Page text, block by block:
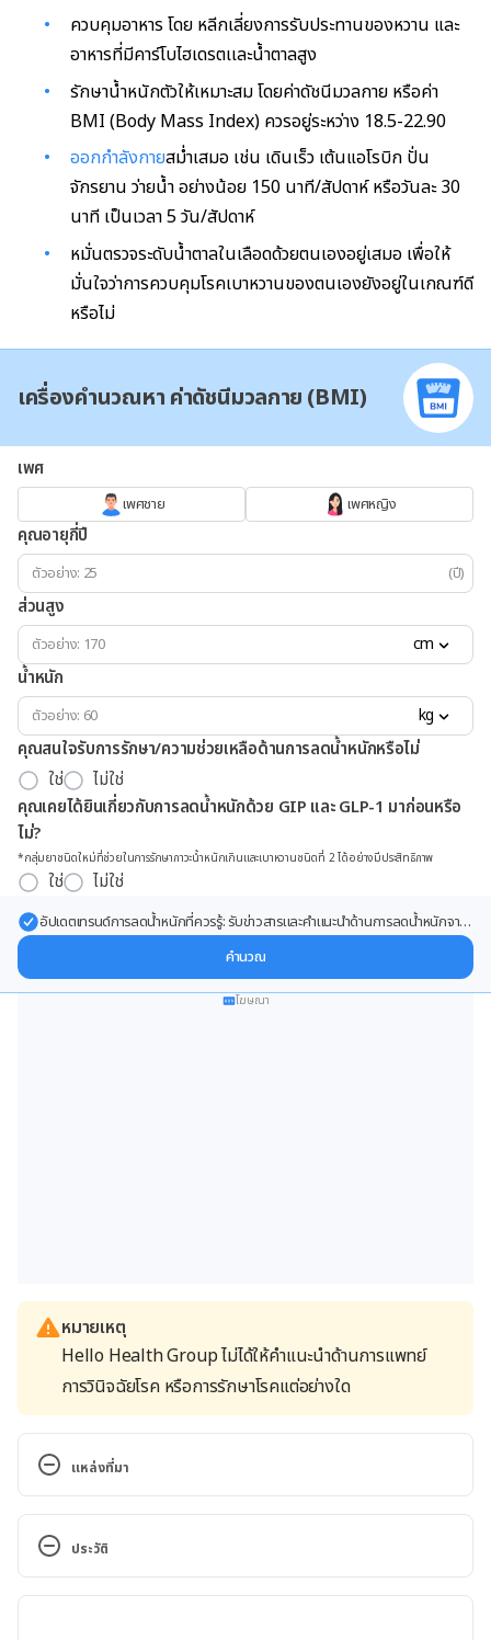
ควบคุมอาหาร โดย หลีกเลี่ยงการรับประทานของหวาน และ
อาหารที่มีคาร์โบไฮเดรตเเละน้ำตาลสูง
รักษาน้ำหนักตัวให้เหมาะสม โดยค่าดัชนีมวลกาย หรือค่า
BMI (Body Mass Index) ควรอยู่ระหว่าง 18.5-22.90
ออกกำลังกายสม่ำเสมอ เช่น เดินเร็ว เต้นแอโรบิก ปั่น
จักรยาน ว่ายน้ำ อย่างน้อย 150 นาที/สัปดาห์ หรือวันละ 30
นาที เป็นเวลา 5 วัน/สัปดาห์
หมั่นตรวจระดับน้ำตาลในเลือดด้วยตนเองอยู่เสมอ เพื่อให้
มั่นใจว่าการควบคุมโรคเบาหวานของตนเองยังอยู่ในเกณฑ์ดี
หรือไม่
เครื่องคำนวณหา ค่าดัชนีมวลกาย (BMI)
เพศ
เพศชาย เพศหญิง
คุณอายุกี่ปี
(ปี)
ส่วนสูง
cm
น้ำหนัก
kg
คุณสนใจรับการรักษา/ความช่วยเหลือด้านการลดน้ำหนักหรือไม่
ใช่
ไม่ใช่
คุณเคยได้ยินเกี่ยวกับการลดน้ำหนักด้วย GIP และ GLP-1 มาก่อนหรือ
ไม่?
*กลุ่มยาชนิดใหม่ที่ช่วยในการรักษาภาวะน้ำหนักเกินและเบาหวานชนิดที่ 2 ได้อย่างมีประสิทธิภาพ
ใช่ ไม่ใช่
อัปเดตเทรนด์การลดน้ำหนักที่ควรรู้: รับข่าวสารและคำแนะนำด้านการลดน้ำหนักจาก
คำนวณ
โฆษณา
หมายเหตุ
Hello Health Group ไม่ได้ให้คำแนะนำด้านการแพทย์
การวินิจฉัยโรค หรือการรักษาโรคแต่อย่างใด
แหล่งที่มา
Diabetic neuropathy.
https://www.mayoclinic.org/diseases-
conditions/diabetic-neuropathy/symptoms-
ประวัติ